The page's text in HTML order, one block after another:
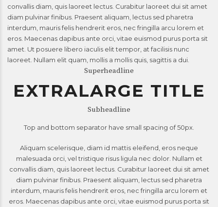
convallis diam, quis laoreet lectus. Curabitur laoreet dui sit amet
diam pulvinar finibus. Praesent aliquam, lectus sed pharetra
interdum, mauris felis hendrerit eros, nec fringilla arcu lorem et
eros. Maecenas dapibus ante orci, vitae euismod purus porta sit
amet. Ut posuere libero iaculis elit tempor, at facilisis nunc
laoreet. Nullam elit quam, mollis a mollis quis, sagittis a dui.
Superheadline
EXTRALARGE TITLE
Subheadline
Top and bottom separator have small spacing of 50px.
Aliquam scelerisque, diam id mattis eleifend, eros neque
malesuada orci, vel tristique risus ligula nec dolor. Nullam et
convallis diam, quis laoreet lectus. Curabitur laoreet dui sit amet
diam pulvinar finibus. Praesent aliquam, lectus sed pharetra
interdum, mauris felis hendrerit eros, nec fringilla arcu lorem et
eros. Maecenas dapibus ante orci, vitae euismod purus porta sit